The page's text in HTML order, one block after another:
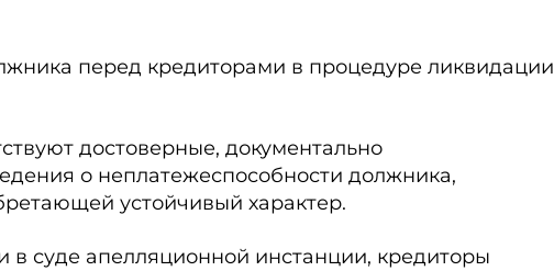
перед кредиторами в процедуре ликвидации
достоверные, документально
о неплатежеспособности должника,
устойчивый характер.
в суде апелляционной инстанции, кредиторы